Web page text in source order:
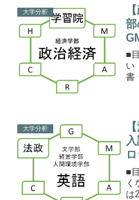
独
大学分析
部
ジ
■
い
書
大学分析
■
は